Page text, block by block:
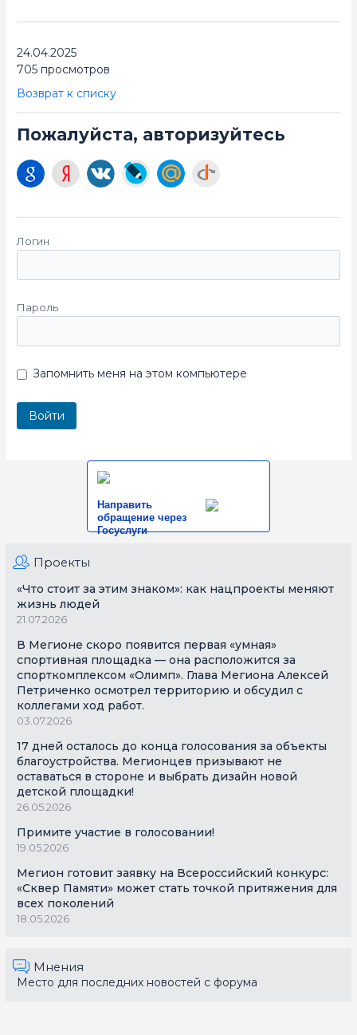
24.04.2025
705 просмотров
Возврат к списку
Пожалуйста, авторизуйтесь
Логин
Пароль
Запомнить меня на этом компьютере
Направить
обращение через
Госуслуги
Проекты
«Что стоит за этим знаком»: как нацпроекты меняют
жизнь людей
21.07.2026
В Мегионе скоро появится первая «умная»
спортивная площадка — она расположится за
спорткомплексом «Олимп». Глава Мегиона Алексей
Петриченко осмотрел территорию и обсудил с
коллегами ход работ.
03.07.2026
17 дней осталось до конца голосования за объекты
благоустройства. Мегионцев призывают не
оставаться в стороне и выбрать дизайн новой
детской площадки!
26.05.2026
Примите участие в голосовании!
19.05.2026
Мегион готовит заявку на Всероссийский конкурс:
«Сквер Памяти» может стать точкой притяжения для
всех поколений
18.05.2026
Мнения
Место для последних новостей с форума